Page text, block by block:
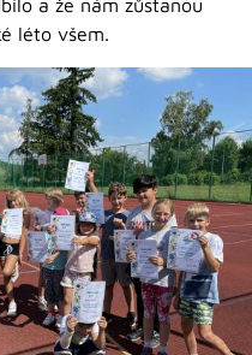
a že nám zůstanou
léto všem.